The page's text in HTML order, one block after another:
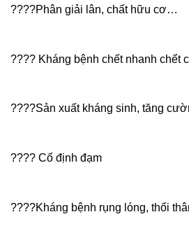
????️Phân giải lân, chất hữu cơ…
????️ Kháng bệnh chết nhanh chết
????️Sản xuất kháng sinh, tăng
????️ Cố định đạm
????️Kháng bệnh rụng lóng, thối